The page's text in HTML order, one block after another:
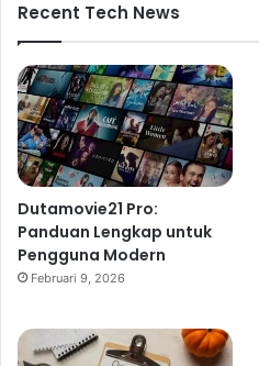
Recent Tech News
Dutamovie21 Pro:
Panduan Lengkap untuk
Pengguna Modern
Februari 9, 2026